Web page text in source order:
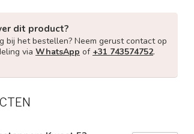
dit product?
bij het bestellen? Neem gerust contact op
via WhatsApp of +31 743574752.